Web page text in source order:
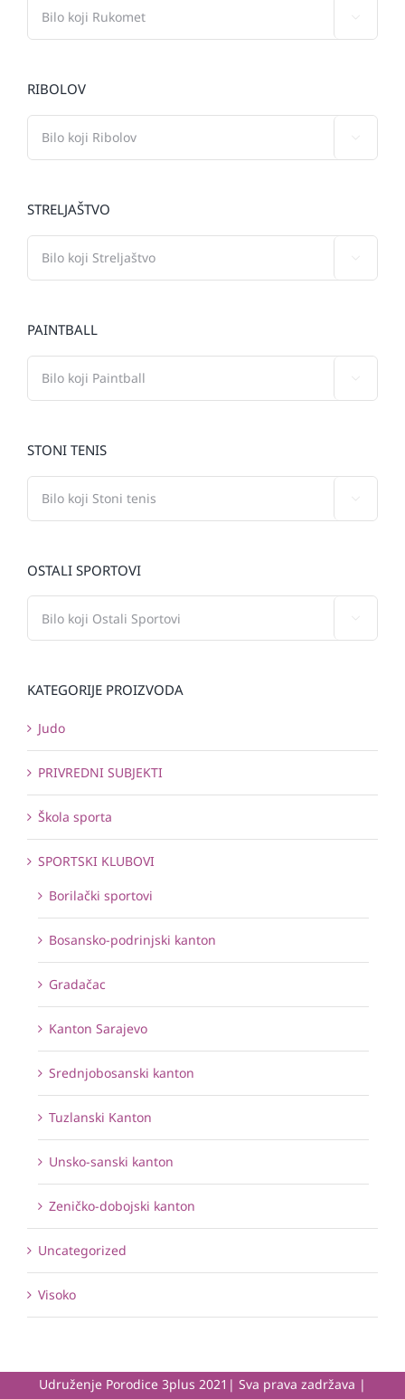
RIBOLOV
STRELJAŠTVO
PAINTBALL
STONI TENIS
OSTALI SPORTOVI
KATEGORIJE PROIZVODA
Judo
PRIVREDNI SUBJEKTI
Škola sporta
SPORTSKI KLUBOVI
Borilački sportovi
Bosansko-podrinjski kanton
Gradačac
Kanton Sarajevo
Srednjobosanski kanton
Tuzlanski Kanton
Unsko-sanski kanton
Zeničko-dobojski kanton
Uncategorized
Visoko
Udruženje Porodice 3plus 2021| Sva prava zadržava |